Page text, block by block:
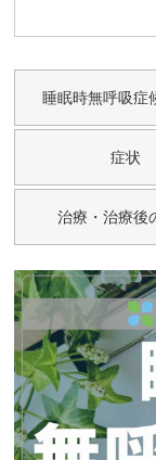
睡眠時無呼吸症
症状
治療・治療後